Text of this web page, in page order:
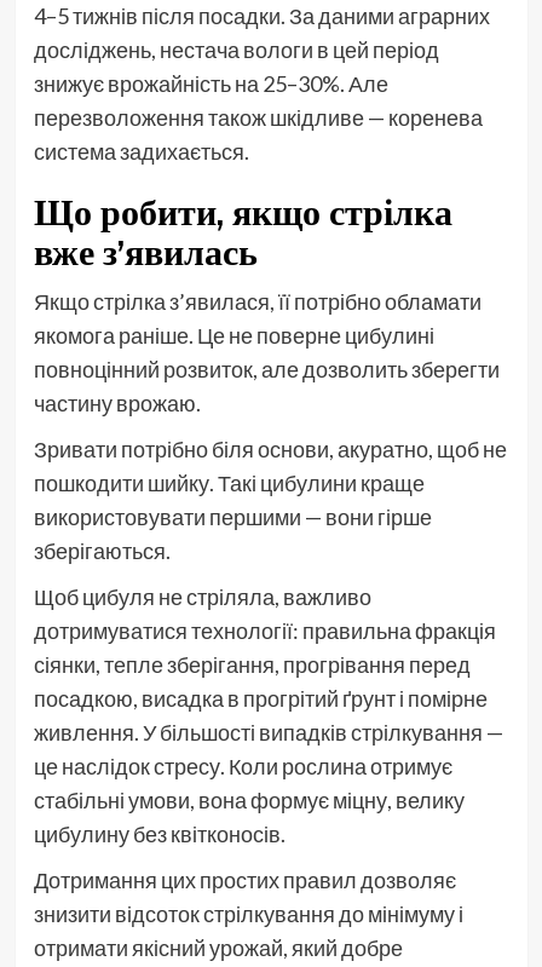
4–5 тижнів після посадки. За даними аграрних
досліджень, нестача вологи в цей період
знижує врожайність на 25–30%. Але
перезволоження також шкідливе — коренева
система задихається.
Що робити, якщо стрілка
вже з’явилась
Якщо стрілка з’явилася, її потрібно обламати
якомога раніше. Це не поверне цибулині
повноцінний розвиток, але дозволить зберегти
частину врожаю.
Зривати потрібно біля основи, акуратно, щоб не
пошкодити шийку. Такі цибулини краще
використовувати першими — вони гірше
зберігаються.
Щоб цибуля не стріляла, важливо
дотримуватися технології: правильна фракція
сіянки, тепле зберігання, прогрівання перед
посадкою, висадка в прогрітий ґрунт і помірне
живлення. У більшості випадків стрілкування —
це наслідок стресу. Коли рослина отримує
стабільні умови, вона формує міцну, велику
цибулину без квітконосів.
Дотримання цих простих правил дозволяє
знизити відсоток стрілкування до мінімуму і
отримати якісний урожай, який добре